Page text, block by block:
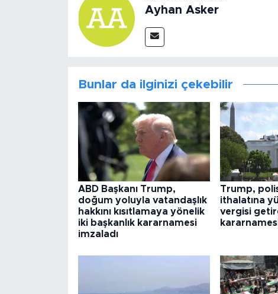
Ayhan Asker
Bunlar da ilginizi çekebilir
ABD Başkanı Trump,
doğum yoluyla vatandaşlık
hakkını kısıtlamaya yönelik
iki başkanlık kararnamesi
imzaladı
Trump,
ithalatına
vergisi